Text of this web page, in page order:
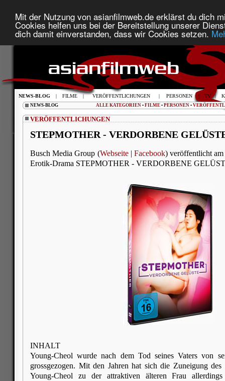
Mit der Nutzung von asianfilmweb.de erklärst du dich
Cookies helfen uns bei der Bereitstellung unserer
dich damit einverstanden, dass wir Cookies setzen.
NEWS-BLOG | FILME | VERÖFFENTLICHUNGEN | PERSONEN | TV |
ALLE KATEGORIEN • FILME • PERSONEN •
NEWS-BLOG
VERÖFFENTLICHUNGEN
STEPMOTHER - VERDORBENE
Busch Media Group (Webseite| Facebook) veröffentlicht
Erotik-Drama STEPMOTHER - VERDORBENE
INHALT
Young-Cheol wurde nach dem Tod seines Vaters von
grossgezogen. Mit den Jahren hat sich die Zuneigung des
Young-Cheol zu der attraktiven älteren Frau